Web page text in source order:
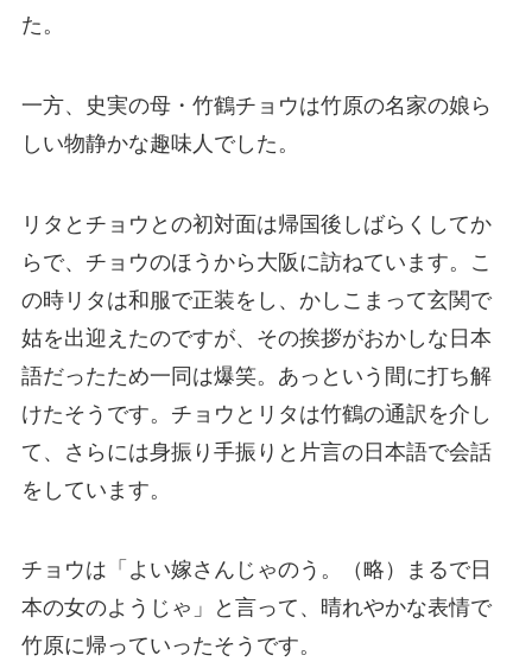
た。
一方、史実の母・竹鶴チョウは竹原の名家の娘ら
しい物静かな趣味人でした。
リタとチョウとの初対面は帰国後しばらくしてか
らで、チョウのほうから大阪に訪ねています。こ
の時リタは和服で正装をし、かしこまって玄関で
姑を出迎えたのですが、その挨拶がおかしな日本
語だったため一同は爆笑。あっという間に打ち解
けたそうです。チョウとリタは竹鶴の通訳を介し
て、さらには身振り手振りと片言の日本語で会話
をしています。
チョウは「よい嫁さんじゃのう。（略）まるで日
本の女のようじゃ」と言って、晴れやかな表情で
竹原に帰っていったそうです。